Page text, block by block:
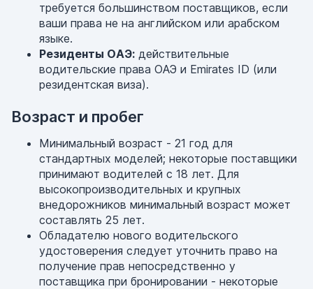
требуется большинством поставщиков, если
ваши права не на английском или арабском
языке.
Резиденты ОАЭ: действительные
водительские права ОАЭ и Emirates ID (или
резидентская виза).
Возраст и пробег
Минимальный возраст - 21 год для
стандартных моделей; некоторые поставщики
принимают водителей с 18 лет. Для
высокопроизводительных и крупных
внедорожников минимальный возраст может
составлять 25 лет.
Обладателю нового водительского
удостоверения следует уточнить право на
получение прав непосредственно у
поставщика при бронировании - некоторые